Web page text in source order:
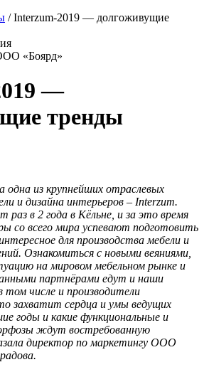
/Interzum-2019 — долгоживущие
«Боярд»
—
тренды
одна из крупнейших отраслевых
и дизайна интерьеров – Interzum.
раз в 2 года в Кёльне, и за это время
со всего мира успевают подготовить
для производства мебели и
Ознакомиться с новыми веяниями,
на мировом мебельном рынке и
партнёрами едут и наши
том числе и производители
захватит сердца и умы ведущих
годы и какие функциональные и
ждут востребованную
директор по маркетингу ООО